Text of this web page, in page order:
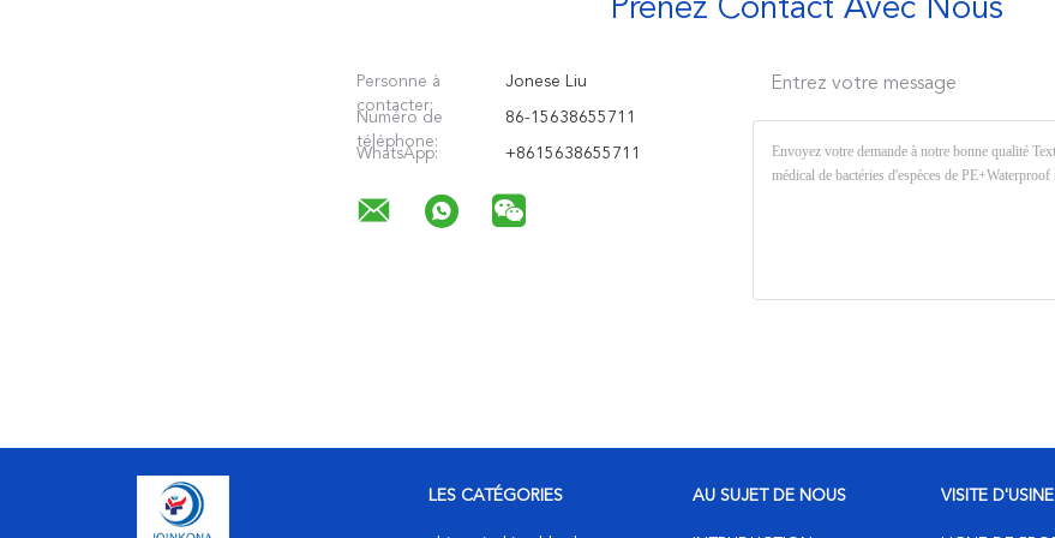
Prenez Contact Avec Nous
Personne à
contacter:
Jonese Liu
Numéro de
téléphone:
86-15638655711
WhatsApp: +8615638655711
Entrez votre message
LES CATÉGORIES AU SUJET DE NOUS VISITE D'USINE